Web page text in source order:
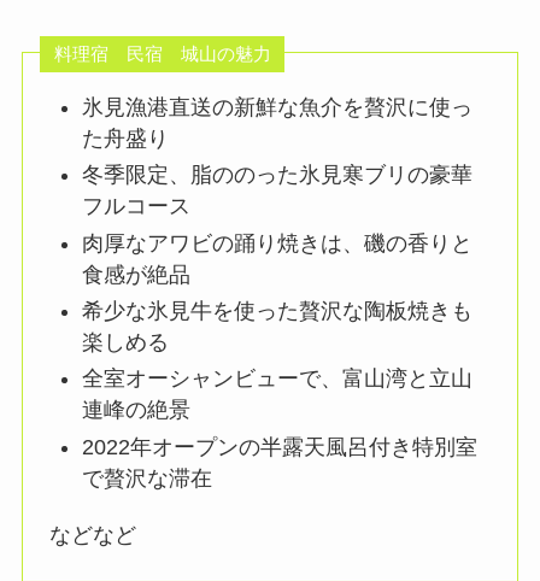
料理宿 民宿 城山の魅力
氷見漁港直送の新鮮な魚介を贅沢に使っ
た舟盛り
冬季限定、脂ののった氷見寒ブリの豪華
フルコース
肉厚なアワビの踊り焼きは、磯の香りと
食感が絶品
希少な氷見牛を使った贅沢な陶板焼きも
楽しめる
全室オーシャンビューで、富山湾と立山
連峰の絶景
2022年オープンの半露天風呂付き特別室
で贅沢な滞在
などなど